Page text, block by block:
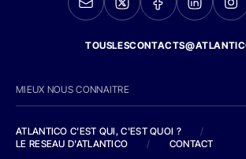
MIEUX NOUS CONNAITRE
ATLANTICO C'EST QUI, C'EST QUOI ?
/
LE RESEAU D'ATLANTICO
/ CONTACT